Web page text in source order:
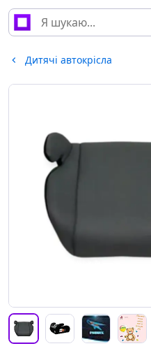
Дитячі автокрісла